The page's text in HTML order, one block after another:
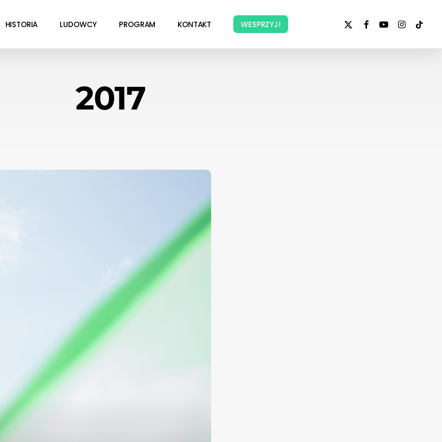
HISTORIA LUDOWCY PROGRAM KONTAKT WESPRZYJ!
x-
facebookyoutubeinstagram
tiktok
2017